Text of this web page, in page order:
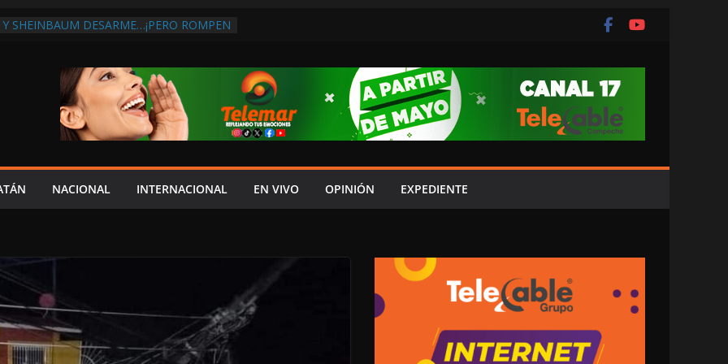
SHEINBAUM DESARME…¡PERO ROMPEN
DISCURSO DE LAYDA AL REVELAR QUE
LA PEOR CAÍDA DE
DEL PAÍS, POR PÉSIMA RECAUDACIÓN
POLÍTICAS EN
ASUME CULPA DEL HIJO?
SOBRE LA CARRETERA LIBRE
NACIONAL INTERNACIONAL EN VIVO OPINIÓN EXPEDIENTE